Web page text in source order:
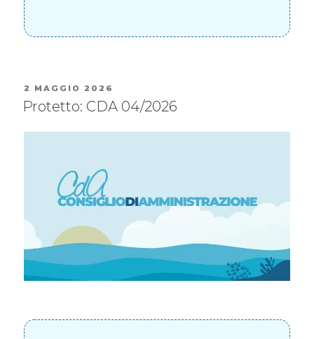
2 MAGGIO 2026
Protetto: CDA 04/2026